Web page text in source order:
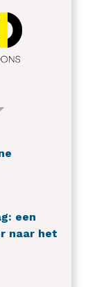
een
naar het